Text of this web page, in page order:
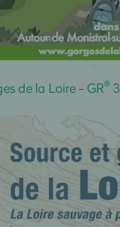
de la Loire - GR®3